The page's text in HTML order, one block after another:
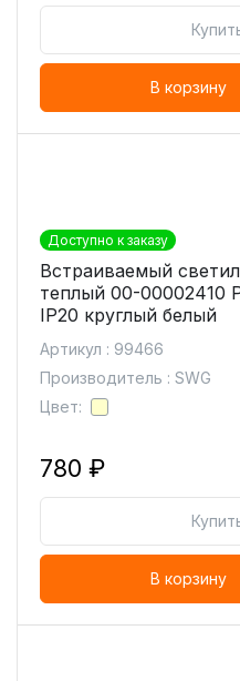
В корзину
Доступно к заказу
Встраиваемый
теплый 00-00002410
IP20 круглый белый
Артикул : 99466
Производитель : SWG
Цвет:
780 ₽
В корзину